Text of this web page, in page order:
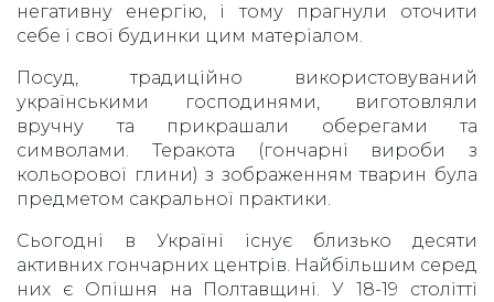
негативну енергію, і тому прагнули оточити
себе і свої будинки цим матеріалом.
Посуд, традиційно використовуваний
українськими господинями, виготовляли
вручну та прикрашали оберегами та
символами. Теракота (гончарні вироби з
кольорової глини) з зображенням тварин була
предметом сакральної практики.
Сьогодні в Україні існує близько десяти
активних гончарних центрів. Найбільшим серед
них є Опішня на Полтавщині. У 18-19 столітті